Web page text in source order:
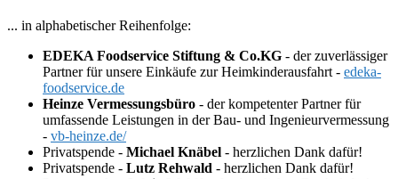
... in alphabetischer Reihenfolge:
EDEKA Foodservice Stiftung & Co.KG - der zuverlässiger
Partner für unsere Einkäufe zur Heimkinderausfahrt - edeka-
foodservice.de
Heinze Vermessungsbüro - der kompetenter Partner für
umfassende Leistungen in der Bau- und Ingenieurvermessung
- vb-heinze.de/
Privatspende - Michael Knäbel - herzlichen Dank dafür!
Privatspende - Lutz Rehwald - herzlichen Dank dafür!